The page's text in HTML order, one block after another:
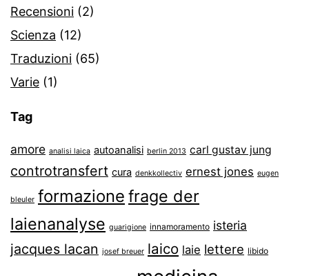
Recensioni (2)
Scienza (12)
Traduzioni (65)
Varie (1)
Tag
amore analisi laica autoanalisi berlin 2013 carl gustav jung
controtransfert cura denkkollectiv ernest jones eugen
bleuler formazione frage der
laienanalyse guarigione innamoramento isteria
jacques lacan josef breuer laico laie lettere libido